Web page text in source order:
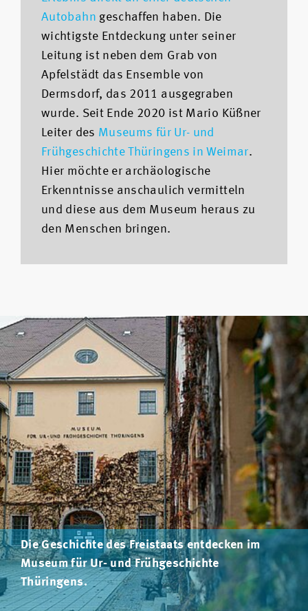
Autobahn geschaffen haben. Die
wichtigste Entdeckung unter seiner
Leitung ist neben dem Grab von
Apfelstädt das Ensemble von
Dermsdorf, das 2011 ausgegraben
wurde. Seit Ende 2020 ist Mario Küßner
Leiter des Museums für Ur- und
Frühgeschichte Thüringens in Weimar.
Hier möchte er archäologische
Erkenntnisse anschaulich vermitteln
und diese aus dem Museum heraus zu
den Menschen bringen.
Die Geschichte des Freistaats entdecken im
Museum für Ur- und Frühgeschichte
Thüringens.